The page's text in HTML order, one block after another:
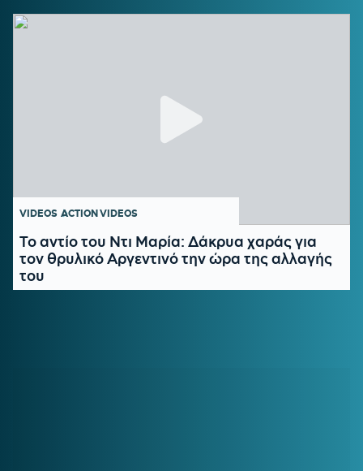
VIDEOS ACTION VIDEOS
Το αντίο του Ντι Μαρία: Δάκρυα χαράς για
τον θρυλικό Αργεντινό την ώρα της αλλαγής
του